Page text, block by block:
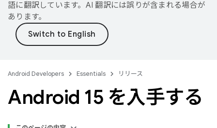
語に翻訳しています。AI 翻訳には誤りが含まれる場合が
あります。
Android Developers Essentials リリース
Android 15 を入手する